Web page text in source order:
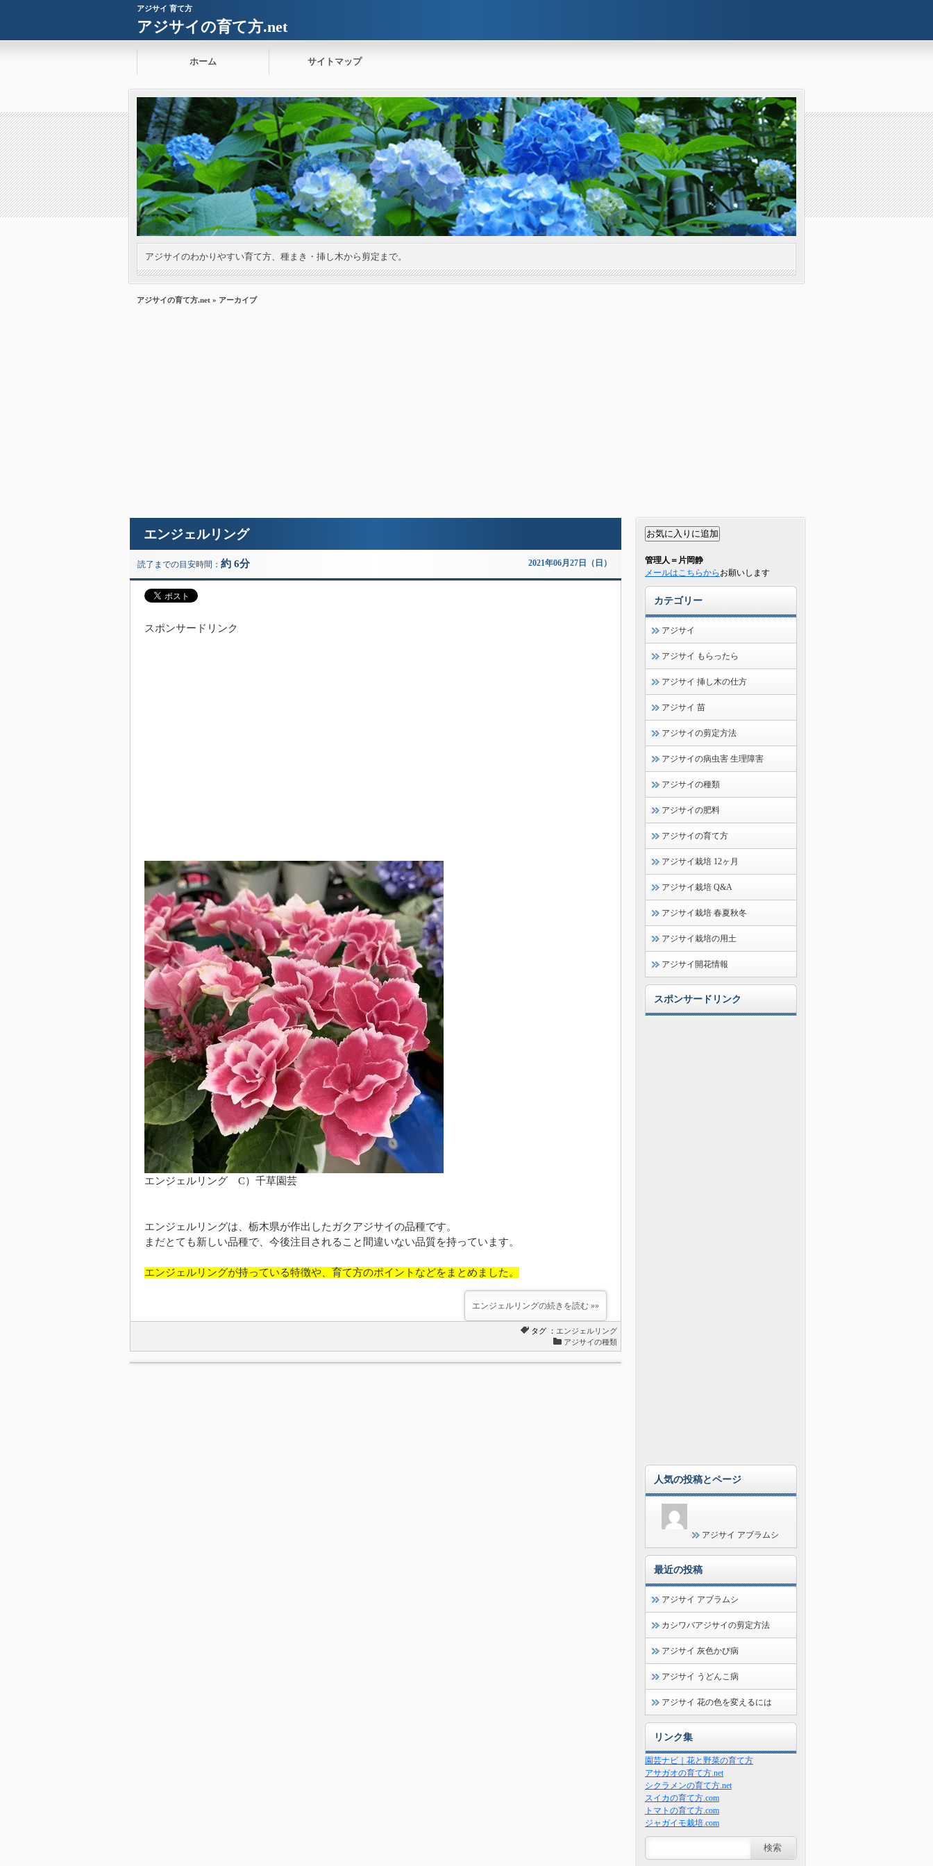
アジサイ 育て方
アジサイの育て方.net
ホーム サイトマップ
アジサイのわかりやすい育て方、種まき・挿し木から剪定まで。
アジサイの育て方.net » アーカイブ
エンジェルリング
読了までの目安時間： 約 6分 2021年06月27日（日）
スポンサードリンク
エンジェルリング C）千草園芸
エンジェルリングは、栃木県が作出したガクアジサイの品種です。
まだとても新しい品種で、今後注目されること間違いない品質を持っています。
エンジェルリングが持っている特徴や、育て方のポイントなどをまとめました。
エンジェルリングの続きを読む »»
タグ ： エンジェルリング
アジサイの種類
管理人＝片岡静
メールはこちらから お願いします
カテゴリー
アジサイ
アジサイ もらったら
アジサイ 挿し木の仕方
アジサイ 苗
アジサイの剪定方法
アジサイの病虫害 生理障害
アジサイの種類
アジサイの肥料
アジサイの育て方
アジサイ栽培 12ヶ月
アジサイ栽培 Q&A
アジサイ栽培 春夏秋冬
アジサイ栽培の用土
アジサイ開花情報
スポンサードリンク
人気の投稿とページ
アジサイ アブラムシ
最近の投稿
アジサイ アブラムシ
カシワバアジサイの剪定方法
アジサイ 灰色かび病
アジサイ うどんこ病
アジサイ 花の色を変えるには
リンク集
園芸ナビ｜花と野菜の育て方
アサガオの育て方.net
シクラメンの育て方.net
スイカの育て方.com
トマトの育て方.com
ジャガイモ栽培.com